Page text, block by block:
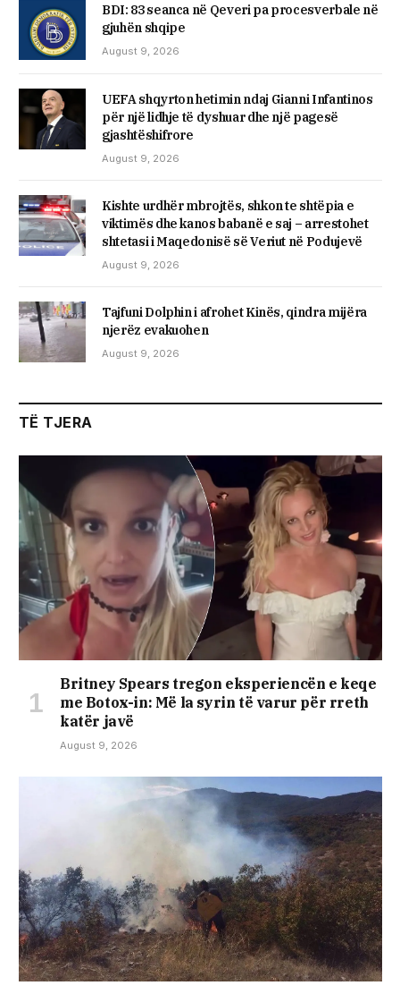
BDI: 83 seanca në Qeveri pa procesverbale në
gjuhën shqipe
August 9, 2026
UEFA shqyrton hetimin ndaj Gianni Infantinos
për një lidhje të dyshuar dhe një pagesë
gjashtëshifrore
August 9, 2026
Kishte urdhër mbrojtës, shkon te shtëpia e
viktimës dhe kanos babanë e saj – arrestohet
shtetasi i Maqedonisë së Veriut në Podujevë
August 9, 2026
Tajfuni Dolphin i afrohet Kinës, qindra mijëra
njerëz evakuohen
August 9, 2026
TË TJERA
Britney Spears tregon eksperiencën e keqe
me Botox-in: Më la syrin të varur për rreth
katër javë
August 9, 2026